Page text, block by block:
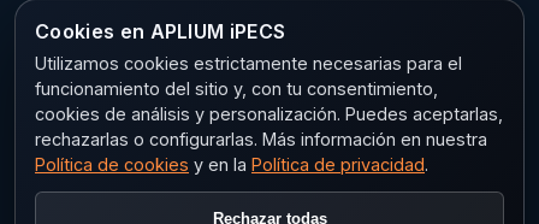
Sectores
Legal
Aviso legal
Cookies en APLIUM iPECS
Utilizamos cookies estrictamente necesarias para el
funcionamiento del sitio y, con tu consentimiento,
cookies de análisis y personalización. Puedes aceptarlas,
rechazarlas o configurarlas. Más información en nuestra
Política de cookies y en la Política de privacidad.
Rechazar todas